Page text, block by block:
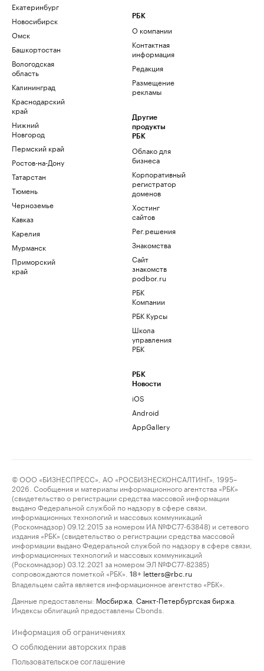
Екатеринбург
Новосибирск
Омск
Башкортостан
Вологодская
область
Калининград
Краснодарский
край
Нижний
Новгород
Пермский край
Ростов-на-Дону
Татарстан
Тюмень
Черноземье
Кавказ
Карелия
Мурманск
Приморский
край
РБК
О компании
Контактная
информация
Редакция
Размещение
рекламы
Другие
продукты
РБК
Облако для
бизнеса
Корпоративный
регистратор
доменов
Хостинг
сайтов
Рег.решения
Знакомства
Сайт
знакомств
podbor.ru
РБК
Компании
РБК Курсы
Школа
управления
РБК
РБК
Новости
iOS
Android
AppGallery
© ООО «БИЗНЕСПРЕСС», АО «РОСБИЗНЕСКОНСАЛТИНГ», 1995–
2026. Сообщения и материалы информационного агентства «РБК»
(свидетельство о регистрации средства массовой информации
выдано Федеральной службой по надзору в сфере связи,
информационных технологий и массовых коммуникаций
(Роскомнадзор) 09.12.2015 за номером ИА №ФС77-63848) и сетевого
издания «РБК» (свидетельство о регистрации средства массовой
информации выдано Федеральной службой по надзору в сфере связи,
информационных технологий и массовых коммуникаций
(Роскомнадзор) 03.12.2021 за номером ЭЛ №ФС77-82385)
сопровождаются пометкой «РБК».
18+ letters@rbc.ru
Владельцем сайта является информационное агентство «РБК».
Данные предоставлены: Мосбиржа Санкт-Петербургская биржа
Индексы облигаций предоставлены Cbonds.
Информация об ограничениях
О соблюдении авторских прав
Пользовательское соглашение